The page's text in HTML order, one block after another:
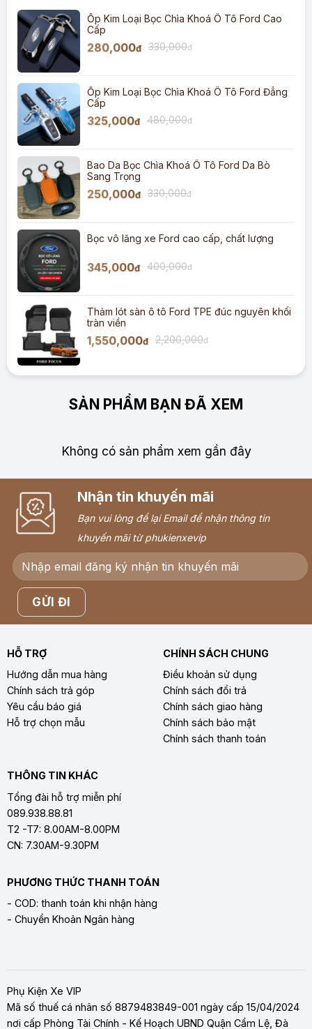
Ốp Kim Loại Bọc Chìa Khoá Ô Tô Ford Cao
Cấp
280,000đ 330,000đ
Ốp Kim Loại Bọc Chìa Khoá Ô Tô Ford Đẳng
Cấp
325,000đ 480,000đ
Bao Da Bọc Chìa Khoá Ô Tô Ford Da Bò
Sang Trọng
250,000đ 330,000đ
Bọc vô lăng xe Ford cao cấp, chất lượng
345,000đ 400,000đ
Thảm lót sàn ô tô Ford TPE đúc nguyên khối
tràn viền
1,550,000đ 2,200,000đ
SẢN PHẨM BẠN ĐÃ XEM
Không có sản phẩm xem gần đây
Nhận tin khuyến mãi
Bạn vui lòng để lại Email để nhận thông tin
khuyến mãi từ phukienxevip
HỖ TRỢ
Hướng dẫn mua hàng
Chính sách trả góp
Yêu cầu báo giá
Hỗ trợ chọn mẫu
CHÍNH SÁCH CHUNG
Điều khoản sử dụng
Chính sách đổi trả
Chính sách giao hàng
Chính sách bảo mật
Chính sách thanh toán
THÔNG TIN KHÁC
Tổng đài hỗ trợ miễn phí
089.938.88.81
T2 -T7: 8.00AM-8.00PM
CN: 7.30AM-9.30PM
PHƯƠNG THỨC THANH TOÁN
- COD: thanh toán khi nhận hàng
- Chuyển Khoản Ngân hàng
Phụ Kiện Xe VIP
Mã số thuế cá nhân số 8879483849-001 ngày cấp 15/04/2024
nơi cấp Phòng Tài Chính - Kế Hoạch UBND Quận Cẩm Lệ, Đà